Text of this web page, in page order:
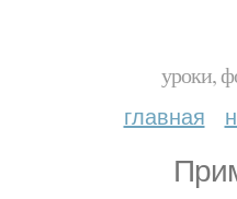
уроки,
главная